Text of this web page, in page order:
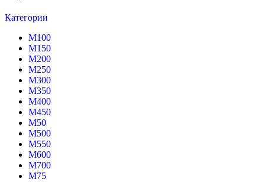
Категории
М100
М150
М200
М250
М300
М350
М400
М450
М50
М500
М550
М600
М700
М75